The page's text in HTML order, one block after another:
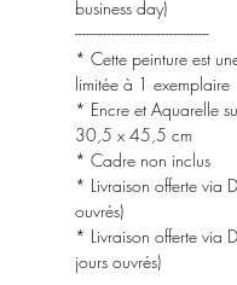
business day)
-------------------------------------
* Cette peinture est
limitée à 1 exemplaire
* Encre et Aquarelle
30,5 x 45,5 cm
* Cadre non inclus
* Livraison offerte via
ouvrés)
* Livraison offerte via
jours ouvrés)